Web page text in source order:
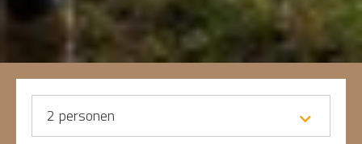
2 personen